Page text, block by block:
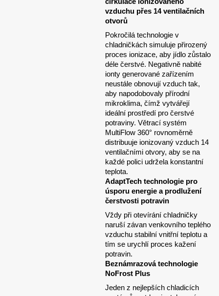
vzduchu přes 14 ventilačních
otvorů
Pokročilá technologie v
chladničkách simuluje přirozený
proces ionizace, aby jídlo zůstalo
déle čerstvé. Negativně nabité
ionty generované zařízením
neustále obnovují vzduch tak,
aby napodobovaly přírodní
mikroklima, čímž vytvářejí
ideální prostředí pro čerstvé
potraviny. Větrací systém
MultiFlow 360° rovnoměrně
distribuuje ionizovaný vzduch 14
ventilačními otvory, aby se na
každé polici udržela konstantní
teplota.
AdaptTech technologie pro
úsporu energie a prodlužení
čerstvosti potravin
Vždy při otevírání chladničky
naruší závan venkovního teplého
vzduchu stabilní vnitřní teplotu a
tím se urychlí proces kažení
potravin.
Beznámrazová technologie
NoFrost Plus
Jeden z nejlepších chladicích